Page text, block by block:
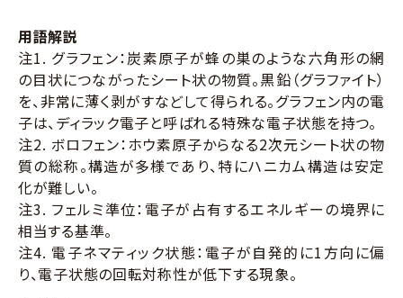
用語解説
注1. グラフェン：炭素原子が蜂の巣のような六角形の網
の目状につながったシート状の物質。黒鉛（グラファイト）
を、非常に薄く剥がすなどして得られる。グラフェン内の電
子は、ディラック電子と呼ばれる特殊な電子状態を持つ。
注2. ボロフェン：ホウ素原子からなる2次元シート状の物
質の総称。構造が多様であり、特にハニカム構造は安定
化が難しい。
注3. フェルミ準位：電子が占有するエネルギーの境界に
相当する基準。
注4. 電子ネマティック状態：電子が自発的に1方向に偏
り、電子状態の回転対称性が低下する現象。